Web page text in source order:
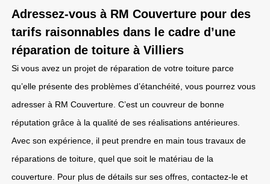
Adressez-vous à RM Couverture pour des
tarifs raisonnables dans le cadre d’une
réparation de toiture à Villiers
Si vous avez un projet de réparation de votre toiture parce
qu’elle présente des problèmes d’étanchéité, vous pourrez vous
adresser à RM Couverture. C’est un couvreur de bonne
réputation grâce à la qualité de ses réalisations antérieures.
Avec son expérience, il peut prendre en main tous travaux de
réparations de toiture, quel que soit le matériau de la
couverture. Pour plus de détails sur ses offres, contactez-le et